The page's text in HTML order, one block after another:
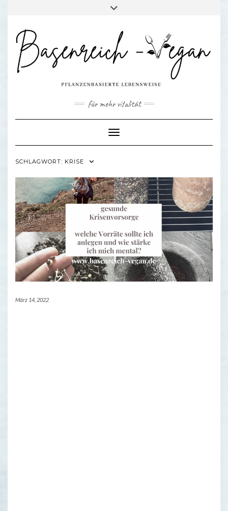
content
für mehr vitalität
Toggle Navigation
SCHLAGWORT: KRISE
März 14, 2022